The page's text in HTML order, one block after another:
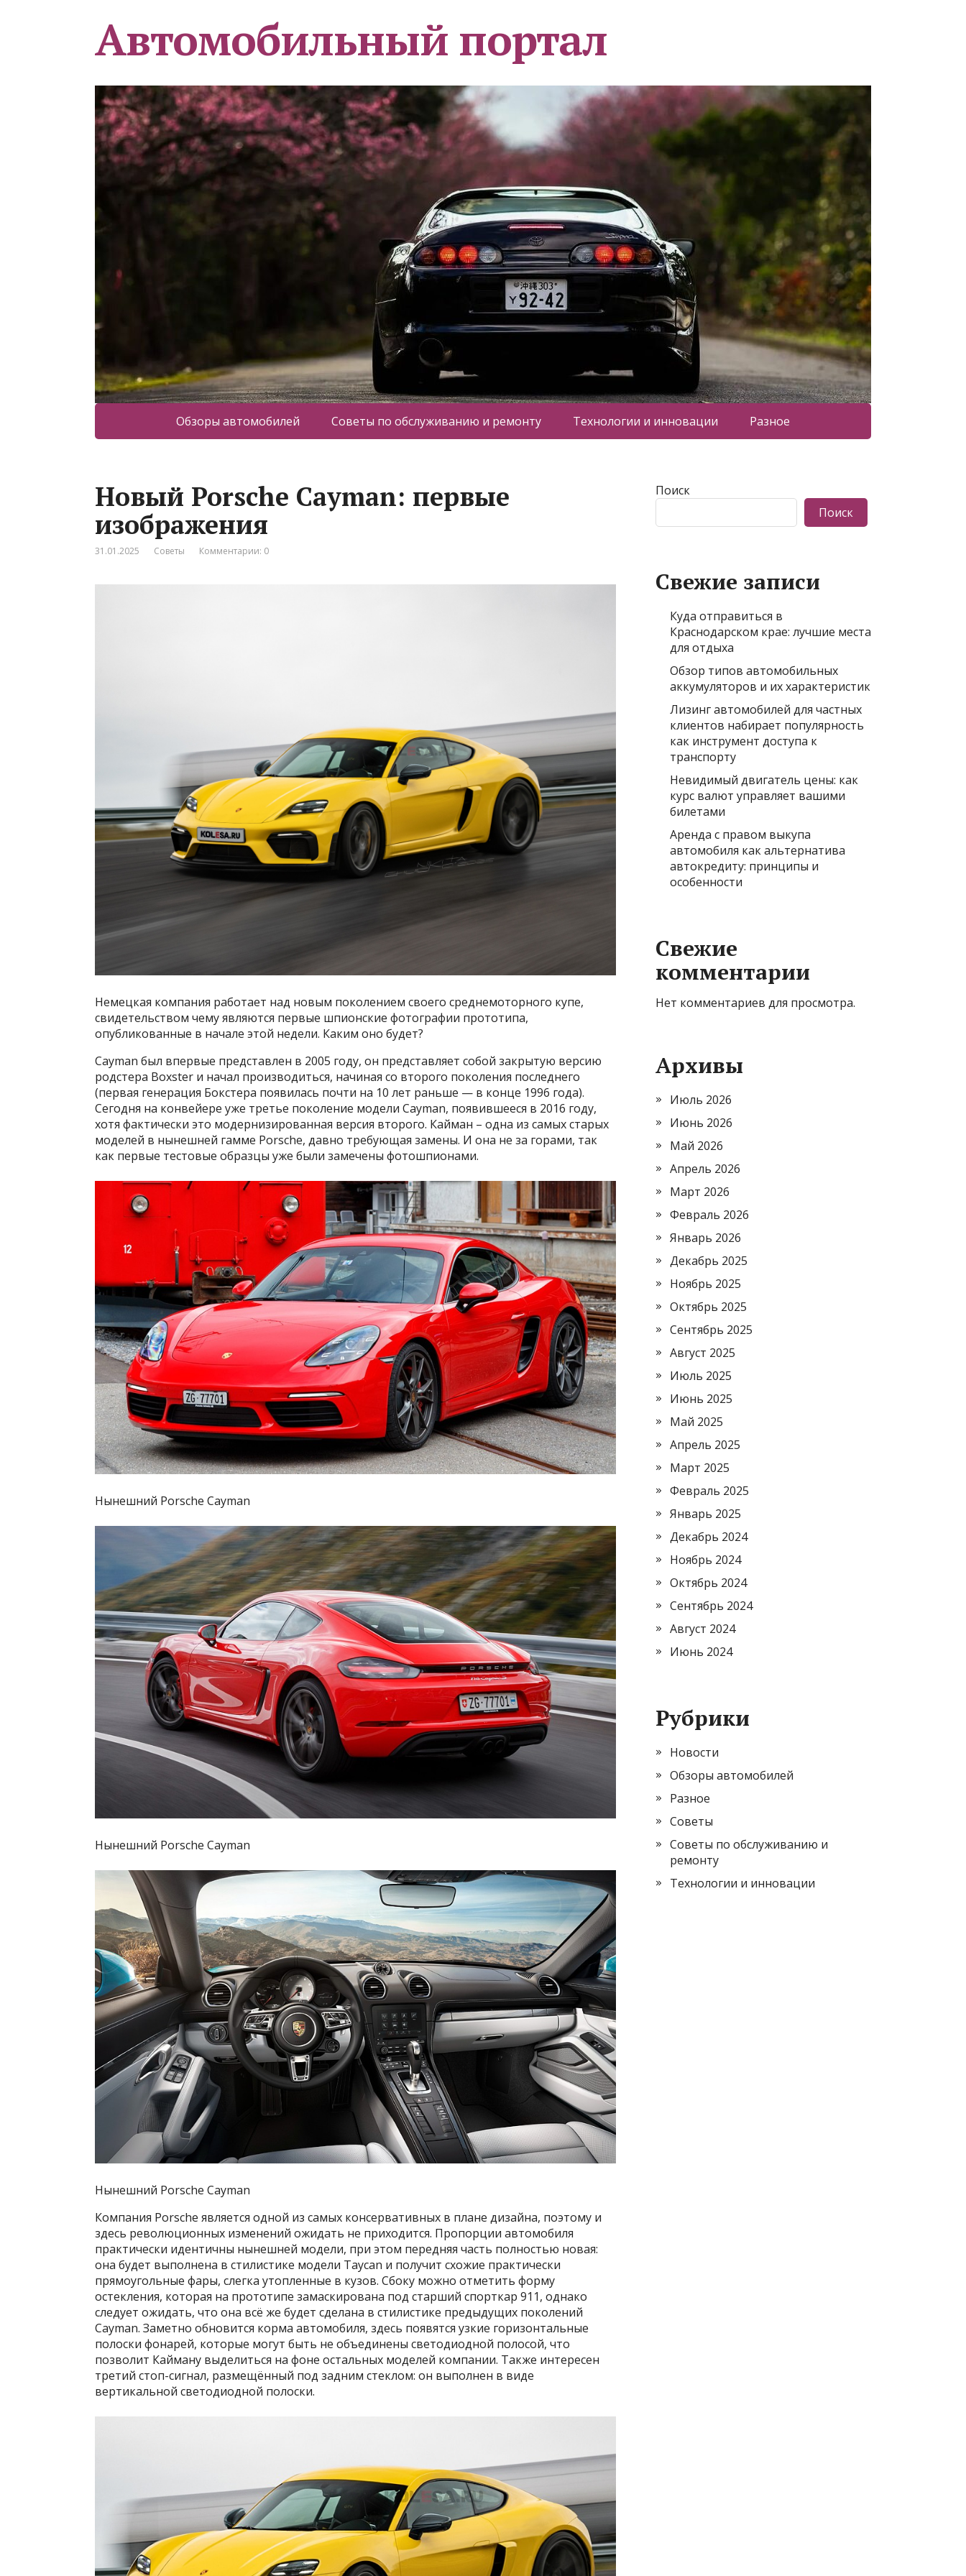
Автомобильный портал
Обзоры автомобилей Советы по обслуживанию и ремонту Технологии и инновации Разное
Новый Porsche Cayman: первые
изображения
31.01.2025 Советы Комментарии: 0
Немецкая компания работает над новым поколением своего среднемоторного купе,
свидетельством чему являются первые шпионские фотографии прототипа,
опубликованные в начале этой недели. Каким оно будет?
Cayman был впервые представлен в 2005 году, он представляет собой закрытую версию
родстера Boxster и начал производиться, начиная со второго поколения последнего
(первая генерация Бокстера появилась почти на 10 лет раньше — в конце 1996 года).
Сегодня на конвейере уже третье поколение модели Cayman, появившееся в 2016 году,
хотя фактически это модернизированная версия второго. Кайман – одна из самых старых
моделей в нынешней гамме Porsche, давно требующая замены. И она не за горами, так
как первые тестовые образцы уже были замечены фотошпионами.
Нынешний Porsche Cayman
Нынешний Porsche Cayman
Нынешний Porsche Cayman
Компания Porsche является одной из самых консервативных в плане дизайна, поэтому и
здесь революционных изменений ожидать не приходится. Пропорции автомобиля
практически идентичны нынешней модели, при этом передняя часть полностью новая:
она будет выполнена в стилистике модели Taycan и получит схожие практически
прямоугольные фары, слегка утопленные в кузов. Сбоку можно отметить форму
остекления, которая на прототипе замаскирована под старший спорткар 911, однако
следует ожидать, что она всё же будет сделана в стилистике предыдущих поколений
Cayman. Заметно обновится корма автомобиля, здесь появятся узкие горизонтальные
полоски фонарей, которые могут быть не объединены светодиодной полосой, что
позволит Кайману выделиться на фоне остальных моделей компании. Также интересен
третий стоп-сигнал, размещённый под задним стеклом: он выполнен в виде
вертикальной светодиодной полоски.
Поиск
Поиск
Свежие записи
Куда отправиться в
Краснодарском крае: лучшие места
для отдыха
Обзор типов автомобильных
аккумуляторов и их характеристик
Лизинг автомобилей для частных
клиентов набирает популярность
как инструмент доступа к
транспорту
Невидимый двигатель цены: как
курс валют управляет вашими
билетами
Аренда с правом выкупа
автомобиля как альтернатива
автокредиту: принципы и
особенности
Свежие
комментарии
Нет комментариев для просмотра.
Архивы
Июль 2026
Июнь 2026
Май 2026
Апрель 2026
Март 2026
Февраль 2026
Январь 2026
Декабрь 2025
Ноябрь 2025
Октябрь 2025
Сентябрь 2025
Август 2025
Июль 2025
Июнь 2025
Май 2025
Апрель 2025
Март 2025
Февраль 2025
Январь 2025
Декабрь 2024
Ноябрь 2024
Октябрь 2024
Сентябрь 2024
Август 2024
Июнь 2024
Рубрики
Новости
Обзоры автомобилей
Разное
Советы
Советы по обслуживанию и
ремонту
Технологии и инновации